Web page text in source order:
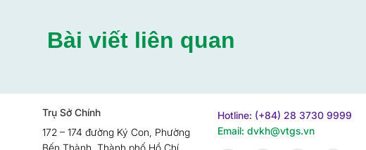
Bài viết liên quan
Trụ Sở Chính
172 – 174 đường Ký Con, Phường
Bến Thành, Thành phố Hồ Chí
Hotline: (+84) 28 3730 9999
Email: dvkh@vtgs.vn